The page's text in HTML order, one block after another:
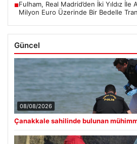
■Fulham, Real Madrid’den İki Yıldız İle
Milyon Euro Üzerinde Bir Bedelle
Güncel
08/08/2026
Çanakkale sahilinde bulunan